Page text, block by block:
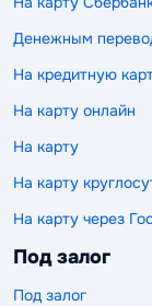
Денежным
На кредитную
На карту онлайн
На карту
На карту
На карту через
Под залог
Под залог